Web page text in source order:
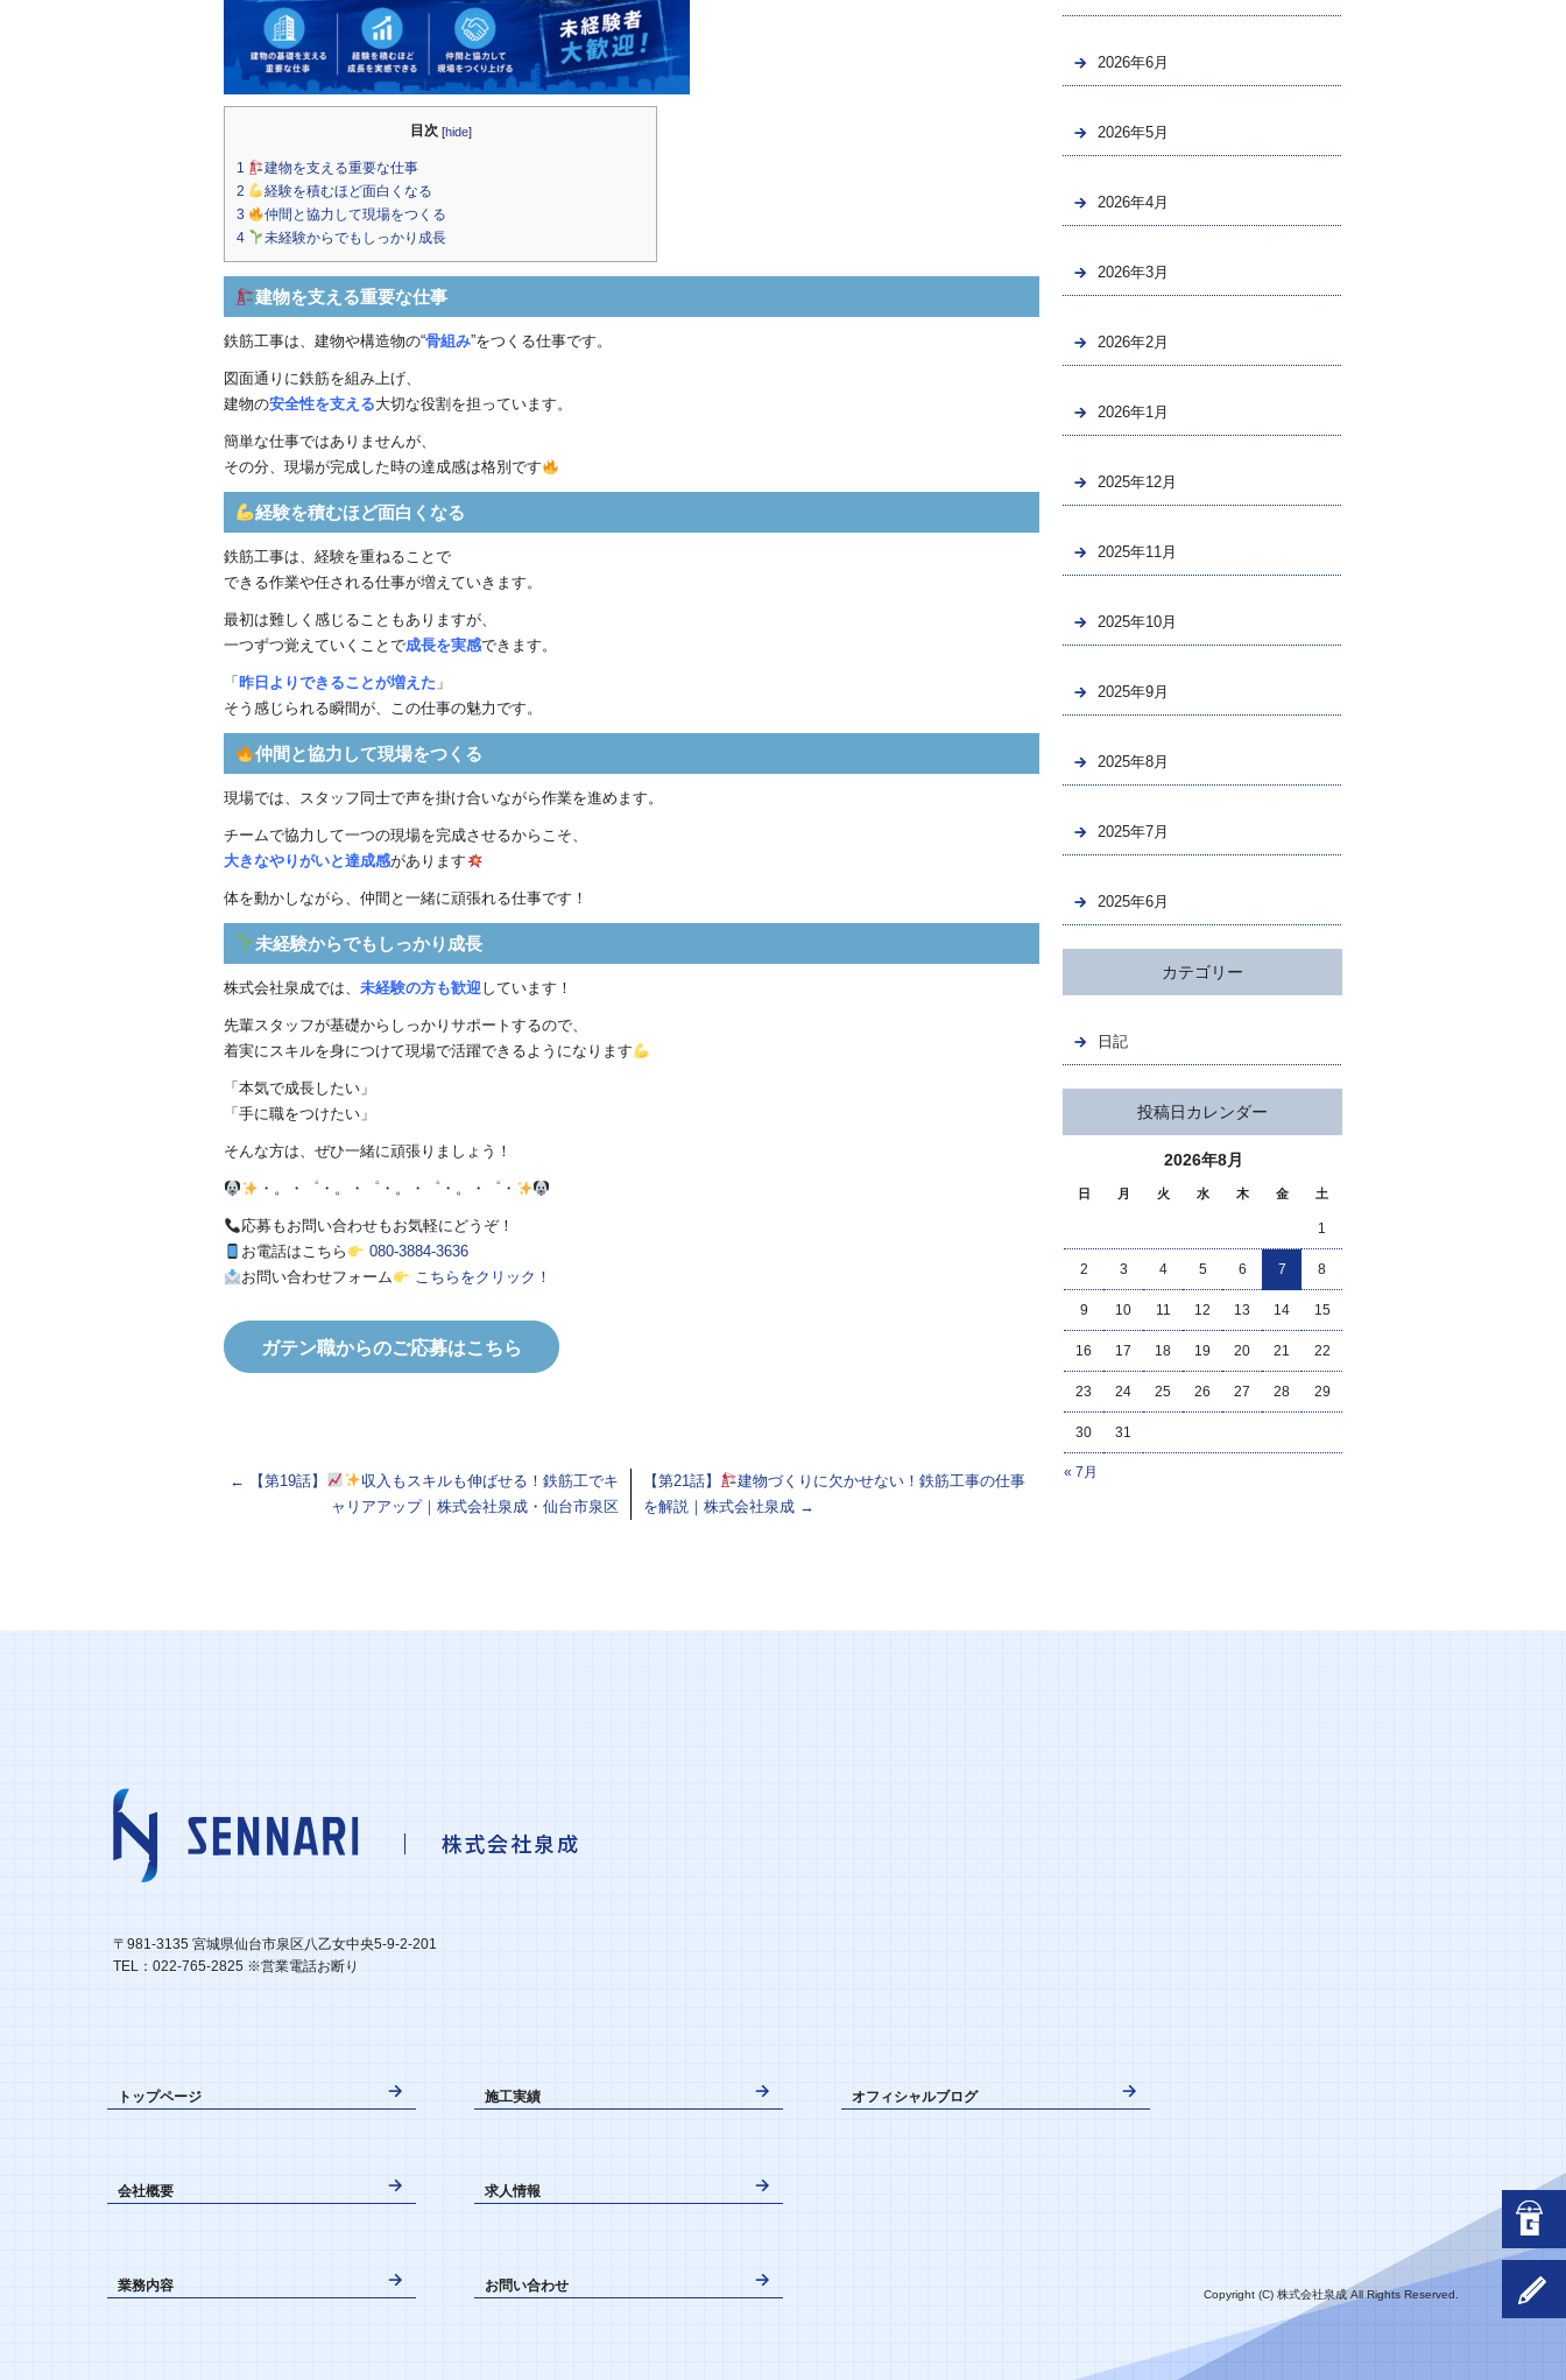
目次 [hide]
1
建物を支える重要な仕事
2
経験を積むほど面白くなる
3
仲間と協力して現場をつくる
4
未経験からでもしっかり成長
建物を支える重要な仕事
鉄筋工事は、建物や構造物の“骨組み”をつくる仕事です。
図面通りに鉄筋を組み上げ、
建物の安全性を支える大切な役割を担っています。
簡単な仕事ではありませんが、
その分、現場が完成した時の達成感は格別です
経験を積むほど面白くなる
鉄筋工事は、経験を重ねることで
できる作業や任される仕事が増えていきます。
最初は難しく感じることもありますが、
一つずつ覚えていくことで成長を実感できます。
「 昨日よりできることが増えた 」
そう感じられる瞬間が、この仕事の魅力です。
仲間と協力して現場をつくる
現場では、スタッフ同士で声を掛け合いながら作業を進めます。
チームで協力して一つの現場を完成させるからこそ、
大きなやりがいと達成感があります
体を動かしながら、仲間と一緒に頑張れる仕事です！
未経験からでもしっかり成長
株式会社泉成では、 未経験の方も歓迎しています！
先輩スタッフが基礎からしっかりサポートするので、
着実にスキルを身につけて現場で活躍できるようになります
「本気で成長したい」
「手に職をつけたい」
そんな方は、ぜひ一緒に頑張りましょう！
・。・゜・。・゜・。・゜・。・゜・
応募もお問い合わせもお気軽にどうぞ！
お電話はこちら
080-3884-3636
お問い合わせフォーム
こちらをクリック！
ガテン職からのご応募はこちら
← 【第19話】
収入もスキルも伸ばせる！鉄筋工でキ
ャリアアップ｜株式会社泉成・仙台市泉区
【第21話】
建物づくりに欠かせない！鉄筋工事の仕事
を解説｜株式会社泉成 →
2026年6月
2026年5月
2026年4月
2026年3月
2026年2月
2026年1月
2025年12月
2025年11月
2025年10月
2025年9月
2025年8月
2025年7月
2025年6月
カテゴリー
日記
投稿日カレンダー
2026年8月
日 月 火 水 木 金 土
« 7月
1
2 3 4 5 6 7 8
9 10 11 12 13 14 15
16 17 18 19 20 21 22
23 24 25 26 27 28 29
30 31
トップページ
会社概要
業務内容
施工実績
求人情報
お問い合わせ
オフィシャルブログ
〒981-3135 宮城県仙台市泉区八乙女中央5-9-2-201
TEL：022-765-2825 ※営業電話お断り
Copyright (C) 株式会社泉成 All Rights Reserved.